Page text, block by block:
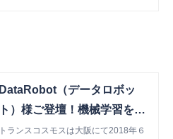
DataRobot（データロボッ
ト）様ご登壇！機械学習を自
動化する「DataRobot」活用
トランスコスモスは大阪にて2018年６